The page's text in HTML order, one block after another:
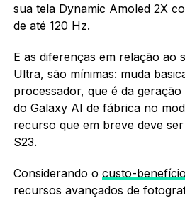
sua tela Dynamic Amoled 2X
de até 120 Hz.
E as diferenças em relação ao
Ultra, são mínimas: muda
processador, que é da
do Galaxy AI de fábrica no
recurso que em breve deve
S23.
Considerando o custo-benefício
recursos avançados de